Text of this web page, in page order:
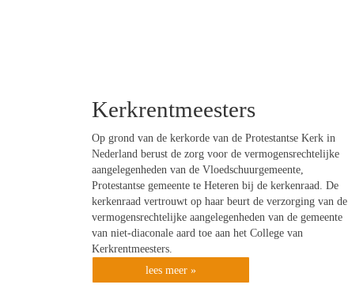
Kerkrentmeesters
Op grond van de kerkorde van de Protestantse Kerk in
Nederland berust de zorg voor de vermogensrechtelijke
aangelegenheden van de Vloedschuurgemeente,
Protestantse gemeente te Heteren bij de kerkenraad. De
kerkenraad vertrouwt op haar beurt de verzorging van de
vermogensrechtelijke aangelegenheden van de gemeente
van niet-diaconale aard toe aan het College van
Kerkrentmeesters.
lees meer »